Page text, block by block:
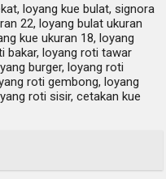
loyang kue bulat, signora
22, loyang bulat ukuran
kue ukuran 18, loyang
bakar, loyang roti tawar
burger, loyang roti
roti gembong, loyang
roti sisir, cetakan kue